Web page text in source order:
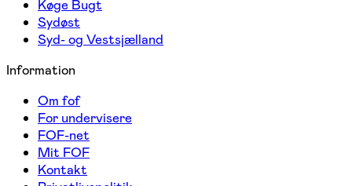
Køge Bugt
Sydøst
Syd- og Vestsjælland
Information
Om fof
For undervisere
FOF-net
Mit FOF
Kontakt